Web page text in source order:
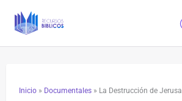
Inicio » Documentales » La Destrucción de